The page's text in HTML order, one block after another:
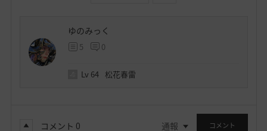
ゆのみっく
5 0
Lv 64 松花春雷
コメント 0 通報 コメント